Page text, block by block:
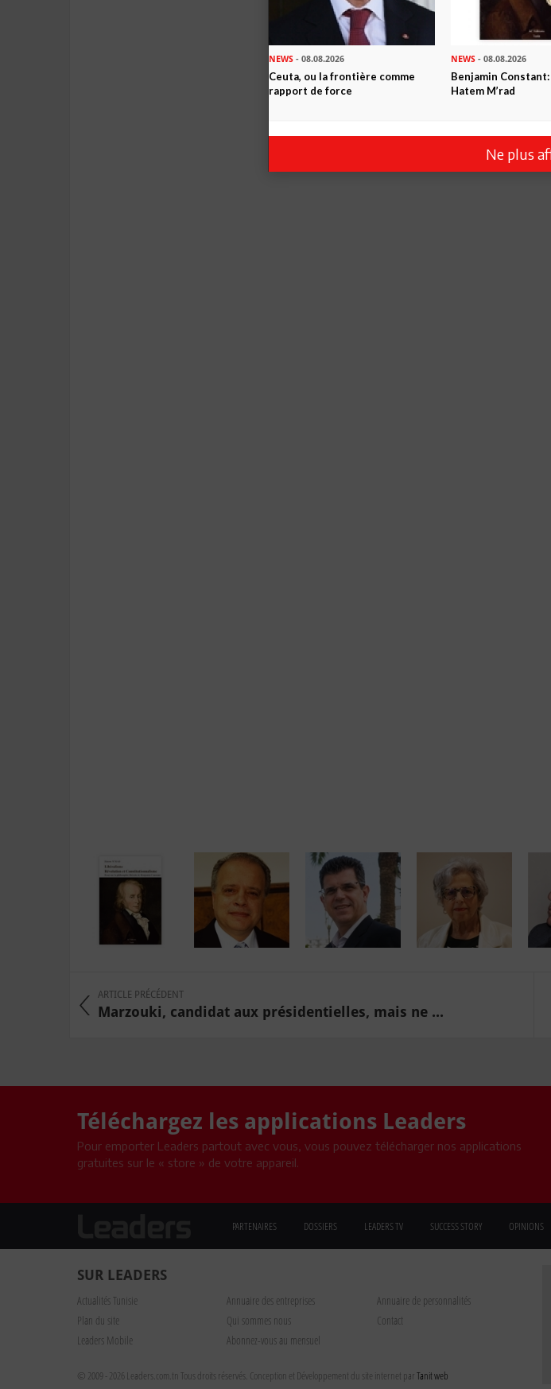
ARTICLE PRÉCÉDENT
Marzouki, candidat aux présidentielles, mais ne ...
Téléchargez les applications Leaders
Pour emporter Leaders partout avec vous, vous pouvez télécharger nos applications
gratuites sur le « store » de votre appareil.
PARTENAIRES DOSSIERS LEADERS TV SUCCESS STORY OPINIONS
SUR LEADERS
Actualités Tunisie Annuaire des entreprises
Annuaire de personnalités
Plan du site
Qui sommes nous
Contact
Leaders Mobile
Abonnez-vous au mensuel
© 2009 - 2026 Leaders.com.tn Tous droits réservés. Conception et Développement du site internet parTanit web
NEWS - 08.08.2026
Ceuta, ou la frontière comme
rapport de force
NEWS - 08.08.2026
Benjamin
Hatem M’rad
Ne plus